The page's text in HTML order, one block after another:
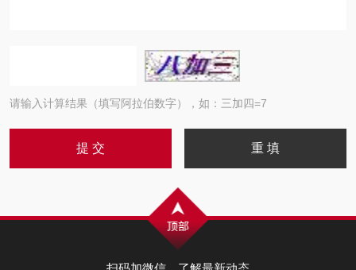
请输入计算结果（填写阿拉伯数字），如：三加四=7